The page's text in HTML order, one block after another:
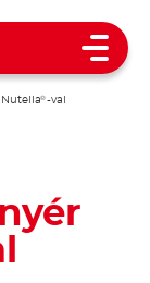
Open
Nutella®-val